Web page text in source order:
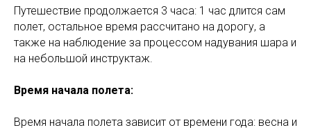
Путешествие продолжается 3 часа: 1 час длится сам
полет, остальное время рассчитано на дорогу, а
также на наблюдение за процессом надувания шара и
на небольшой инструктаж.
Время начала полета:
Время начала полета зависит от времени года: весна и